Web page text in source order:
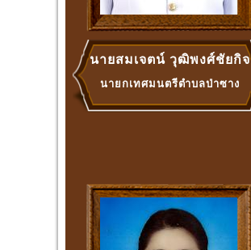
นายสมเจตน์ วุฒิพงศ์ชัยกิจ
นายกเทศมนตรีตำบลป่าซาง